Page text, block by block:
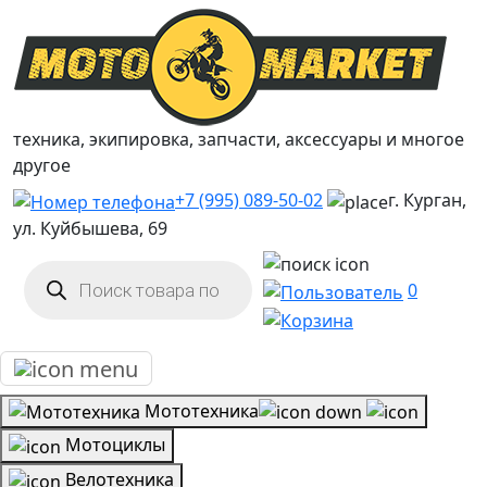
техника, экипировка, запчасти, аксессуары и многое
другое
+7 (995) 089-50-02
г. Курган,
ул. Куйбышева, 69
товаров 0
Мототехника
Мотоциклы
Велотехника